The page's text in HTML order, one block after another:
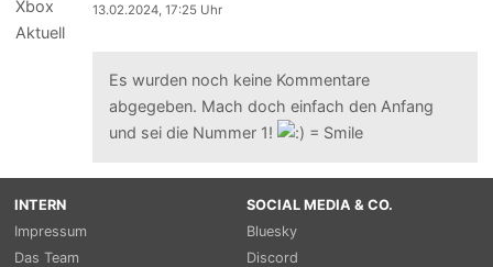
13.02.2024, 17:25 Uhr
Es wurden noch keine Kommentare
abgegeben. Mach doch einfach den Anfang
und sei die Nummer 1!
INTERN
Impressum
Das Team
SOCIAL MEDIA & CO.
Bluesky
Discord